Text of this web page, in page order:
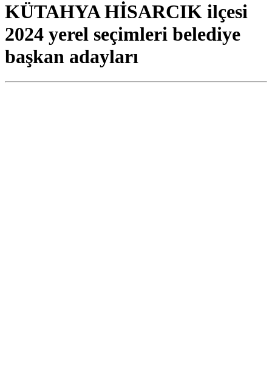
KÜTAHYA HİSARCIK ilçesi
2024 yerel seçimleri belediye
başkan adayları